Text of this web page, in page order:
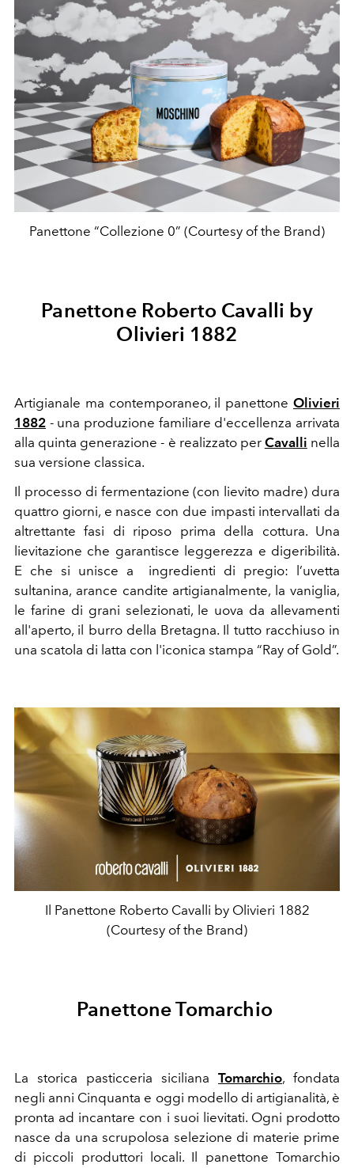
Panettone “Collezione 0” (Courtesy of the Brand)
Panettone Roberto Cavalli by
Olivieri 1882
Artigianale ma contemporaneo, il panettone Olivieri
1882 - una produzione familiare d'eccellenza arrivata
alla quinta generazione - è realizzato per Cavalli nella
sua versione classica.
Il processo di fermentazione (con lievito madre) dura
quattro giorni, e nasce con due impasti intervallati da
altrettante fasi di riposo prima della cottura. Una
lievitazione che garantisce leggerezza e digeribilità.
E che si unisce a ingredienti di pregio: l’uvetta
sultanina, arance candite artigianalmente, la vaniglia,
le farine di grani selezionati, le uova da allevamenti
all'aperto, il burro della Bretagna. Il tutto racchiuso in
una scatola di latta con l'iconica stampa “Ray of Gold”.
Il Panettone Roberto Cavalli by Olivieri 1882
(Courtesy of the Brand)
Panettone Tomarchio
La storica pasticceria siciliana Tomarchio, fondata
negli anni Cinquanta e oggi modello di artigianalità, è
pronta ad incantare con i suoi lievitati. Ogni prodotto
nasce da una scrupolosa selezione di materie prime
di piccoli produttori locali. Il panettone Tomarchio